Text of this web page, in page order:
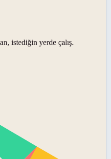
istediğin yerde çalış.